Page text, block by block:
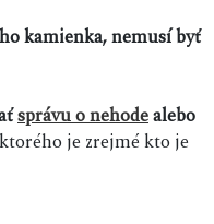
kamienka, nemusí byť
správu o nehodealebo
je zrejmé kto je